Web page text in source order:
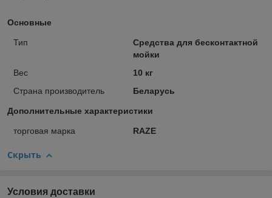
Основные
Тип
Средства для бесконтактной
мойки
Вес
10 кг
Страна производитель
Беларусь
Дополнительные характеристики
торговая марка RAZE
Скрыть
Условия доставки